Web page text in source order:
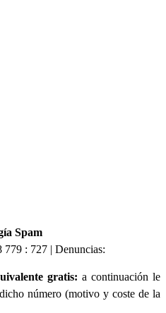
Spam
779 : 727 | Denuncias:
gratis: a continuación le
número (motivo y coste de la